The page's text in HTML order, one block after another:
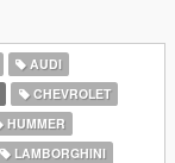
AUDI
CHEVROLET
HUMMER
LAMBORGHINI